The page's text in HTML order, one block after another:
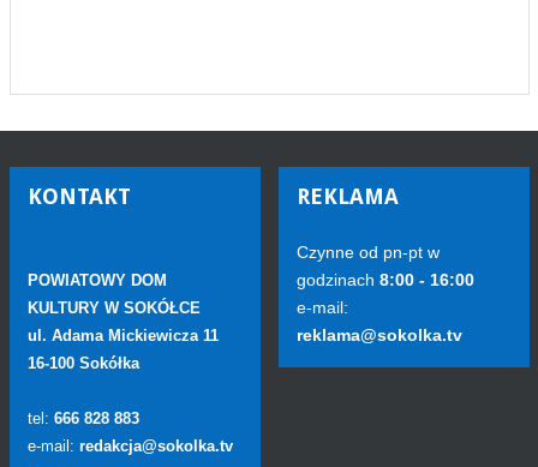
KONTAKT
POWIATOWY DOM
KULTURY W SOKÓŁCE
ul. Adama Mickiewicza 11
16-100 Sokółka
tel: 666 828 883
e-mail: redakcja@sokolka.tv
REKLAMA
Czynne od pn-pt w
godzinach 8:00 - 16:00
e-mail:
reklama@sokolka.tv